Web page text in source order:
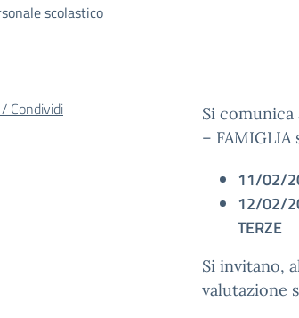
scolastico
Si
–
11/02/
12/02/
TERZE
Si invitano,
valutazione
Condividi